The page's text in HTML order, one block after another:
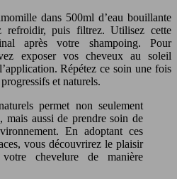
dans 500ml d’eau bouillante
refroidir, puis filtrez. Utilisez cette
après votre shampoing. Pour
exposer vos cheveux au soleil
Répétez ce soin une fois
et naturels.
permet non seulement
mais aussi de prendre soin de
En adoptant ces
vous découvrirez le plaisir
chevelure de manière